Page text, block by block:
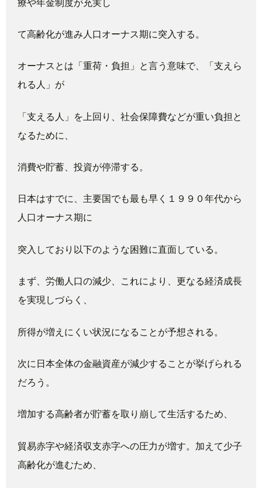
て高齢化が進み人口オーナス期に突入する。
オーナスとは「重荷・負担」と言う意味で、「支えら
れる人」が
「支える人」を上回り、社会保障費などが重い負担と
なるために、
消費や貯蓄、投資が停滞する。
日本はすでに、主要国でも最も早く１９９０年代から
人口オーナス期に
突入しており以下のような困難に直面している。
まず、労働人口の減少、これにより、更なる経済成長
を実現しづら く、
所得が増えにくい状況になることが予想される。
次に日本全体の金融資産が減少することが挙げられる
だろう。
増加する高齢者が貯蓄を取り崩して生活するため、
貿易赤字や経済収支赤字への圧力が増す。加えて少子
高齢化が進むため、